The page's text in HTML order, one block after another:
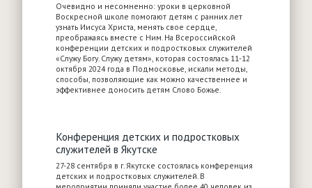
Очевидно и несомненно: уроки в церковной
Воскресной школе помогают детям с ранних лет
узнать Иисуса Христа, менять свое сердце,
преображаясь вместе с Ним. На Всероссийской
конференции детских и подростковых служителей
«Служу Богу. Служу детям», которая состоялась 11-12
октября 2024 года в Подмосковье, искали методы,
способы, позволяющие как можно качественнее и
эффективнее доносить детям Слово Божье.
Конференция детских и подростковых
служителей в Якутске
27-28 сентября в г. Якутске состоялась конференция
детских и подростковых служителей. В